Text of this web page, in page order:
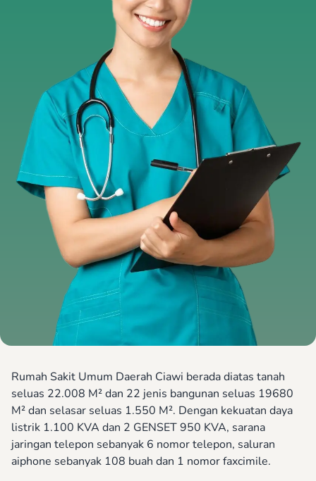
Rumah Sakit Umum Daerah Ciawi berada diatas tanah
seluas 22.008 M² dan 22 jenis bangunan seluas 19680
M² dan selasar seluas 1.550 M². Dengan kekuatan daya
listrik 1.100 KVA dan 2 GENSET 950 KVA, sarana
jaringan telepon sebanyak 6 nomor telepon, saluran
aiphone sebanyak 108 buah dan 1 nomor faxcimile.